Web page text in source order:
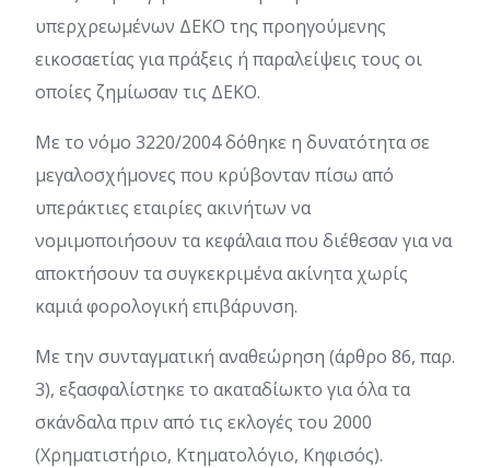
υπερχρεωμένων ΔΕΚΟ της προηγούμενης
εικοσαετίας για πράξεις ή παραλείψεις τους οι
οποίες ζημίωσαν τις ΔΕΚΟ.
Με το νόμο 3220/2004 δόθηκε η δυνατότητα σε
μεγαλοσχήμονες που κρύβονταν πίσω από
υπεράκτιες εταιρίες ακινήτων να
νομιμοποιήσουν τα κεφάλαια που διέθεσαν για να
αποκτήσουν τα συγκεκριμένα ακίνητα χωρίς
καμιά φορολογική επιβάρυνση.
Με την συνταγματική αναθεώρηση (άρθρο 86, παρ.
3), εξασφαλίστηκε το ακαταδίωκτο για όλα τα
σκάνδαλα πριν από τις εκλογές του 2000
(Χρηματιστήριο, Κτηματολόγιο, Κηφισός).